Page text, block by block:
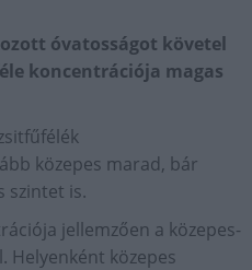
óvatosságot követel
koncentrációja magas
közepes marad, bár
szintet is.
jellemzően a közepes-
Helyenként közepes